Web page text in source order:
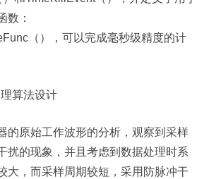
数：
（），可以完成毫秒级精度的计
算法设计
原始工作波形的分析，观察到采样
扰的现象，并且考虑到数据处理时系
大，而采样周期较短，采用防脉冲干